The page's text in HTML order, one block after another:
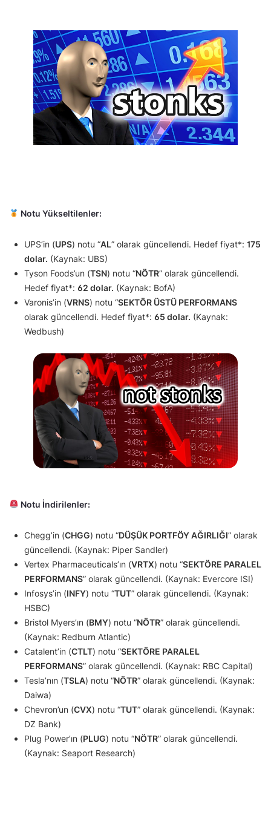
Notu Yükseltilenler:
UPS’in (UPS) notu “AL” olarak güncellendi. Hedef fiyat*: 175
dolar. (Kaynak: UBS)
Tyson Foods’un (TSN) notu “NÖTR” olarak güncellendi.
Hedef fiyat*: 62 dolar. (Kaynak: BofA)
Varonis’in (VRNS) notu “SEKTÖR ÜSTÜ PERFORMANS
olarak güncellendi. Hedef fiyat*: 65 dolar. (Kaynak:
Wedbush)
Notu İndirilenler:
Chegg’in (CHGG) notu “DÜŞÜK PORTFÖY AĞIRLIĞI” olarak
güncellendi. (Kaynak: Piper Sandler)
Vertex Pharmaceuticals’ın (VRTX) notu “SEKTÖRE PARALEL
PERFORMANS” olarak güncellendi. (Kaynak: Evercore ISI)
Infosys’in (INFY) notu “TUT” olarak güncellendi. (Kaynak:
HSBC)
Bristol Myers’ın (BMY) notu “NÖTR” olarak güncellendi.
(Kaynak: Redburn Atlantic)
Catalent’in (CTLT) notu “SEKTÖRE PARALEL
PERFORMANS” olarak güncellendi. (Kaynak: RBC Capital)
Tesla’nın (TSLA) notu “NÖTR” olarak güncellendi. (Kaynak:
Daiwa)
Chevron’un (CVX) notu “TUT” olarak güncellendi. (Kaynak:
DZ Bank)
Plug Power’ın (PLUG) notu “NÖTR” olarak güncellendi.
(Kaynak: Seaport Research)